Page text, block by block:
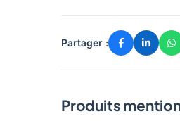
Partager :
Produits